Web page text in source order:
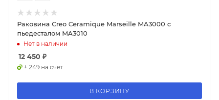
Раковина Creo Ceramique Marseille MA3000 с
пьедесталом MA3010
Нет в наличии
12 450 ₽
+ 249 на счет
В КОРЗИНУ